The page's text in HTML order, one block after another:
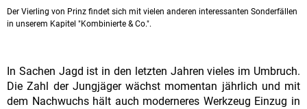
Der Vierling von Prinz findet sich mit vielen anderen interessanten Sonderfällen
in unserem Kapitel "Kombinierte & Co.".
In Sachen Jagd ist in den letzten Jahren vieles im Umbruch.
Die Zahl der Jungjäger wächst momentan jährlich und mit
dem Nachwuchs hält auch moderneres Werkzeug Einzug in